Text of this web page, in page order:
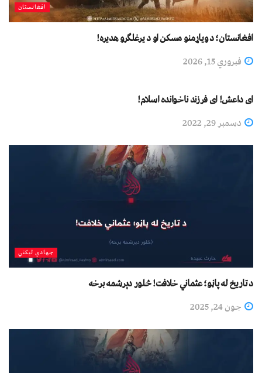
افغانستان
افغانستان؛ د ویاړمنو مسکن او د یرغلګرو هدیره!
فبروري 15, 2026
ای داعش! ای فرزند ناخوانده اسلام!
دسمبر 29, 2022
جهادي لیکني
د تاریخ له پاڼو؛ عثماني خلافت! څلور دېرشمه برخه
جون 24, 2025